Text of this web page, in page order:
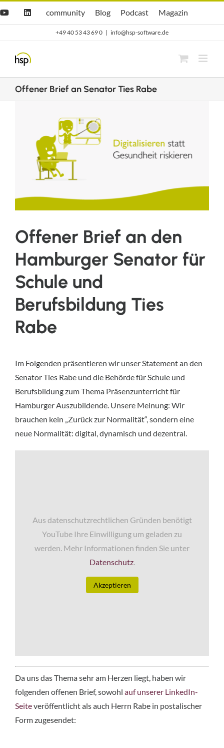
YouTubeLinkedIn
Hsp
community
community
hsp
Blog
Blog Opti.Cast
Podcast Opti.Mag
Magazin
+49 40 53 43 69 0 | info@hsp-software.de
Offener Brief an Senator Ties Rabe
Offener Brief an den
Hamburger Senator für
Schule und
Berufsbildung Ties
Rabe
Im Folgenden präsentieren wir unser Statement an den
Senator Ties Rabe und die Behörde für Schule und
Berufsbildung zum Thema Präsenzunterricht für
Hamburger Auszubildende. Unsere Meinung: Wir
brauchen kein „Zurück zur Normalität“, sondern eine
neue Normalität: digital, dynamisch und dezentral.
Aus datenschutzrechtlichen Gründen benötigt
YouTube Ihre Einwilligung um geladen zu
werden. Mehr Informationen finden Sie unter
Datenschutz.
Akzeptieren
Da uns das Thema sehr am Herzen liegt, haben wir
folgenden offenen Brief, sowohl auf unserer LinkedIn-
Seiteveröffentlicht als auch Herrn Rabe in postalischer
Form zugesendet: